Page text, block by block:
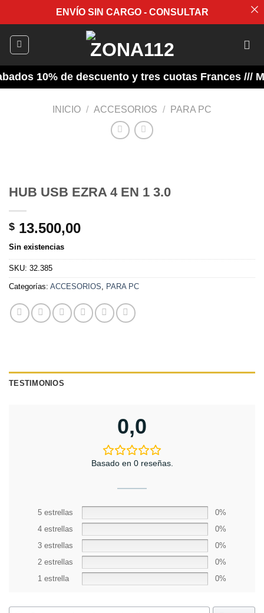
ENVÍO SIN CARGO - CONSULTAR
10% de descuento y tres cuotas Frances ///
INICIO / ACCESORIOS / PARA PC
HUB USB EZRA 4 EN 1 3.0
$ 13.500,00
Sin existencias
SKU: 32.385
Categorías: ACCESORIOS, PARA PC
TESTIMONIOS
0,0
Basado en 0 reseñas.
5 estrellas
0%
4 estrellas
0%
3 estrellas
0%
2 estrellas
0%
1 estrella
0%